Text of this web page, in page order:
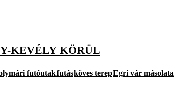
KEVÉLY KÖRÜL
futóutakfutásköves terepEgri vár másolata